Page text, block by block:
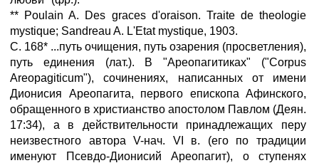
** Poulain A. Des graces d'oraison. Traite de theologie
mystique; Sandreau A. L'Etat mystique, 1903.
С. 168* ...путь очищения, путь озарения (просветления),
путь единения (лат.). В "Ареопагитиках" ("Corpus
Areopagiticum"), сочинениях, написанных от имени
Дионисия Ареопагита, первого епископа Афинского,
обращенного в христианство апостолом Павлом (Деян.
17:34), а в действительности принадлежащих перу
неизвестного автора V-нач. VI в. (его по традиции
именуют Псевдо-Дионисий Ареопагит), о ступенях